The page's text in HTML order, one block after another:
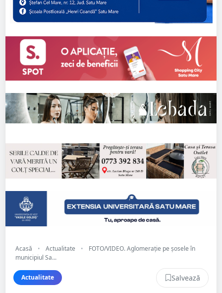
Acasă • Actualitate •
FOTO/VIDEO. Aglomerație pe șosele în
municipiul Sa...
Actualitate Salvează